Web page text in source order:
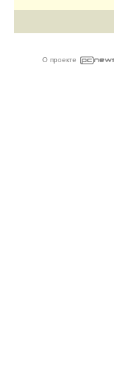
О проекте